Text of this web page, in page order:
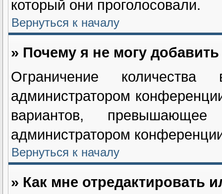
который они проголосовали.
Вернуться к началу
» Почему я не могу
Ограничение количества
администратором
вариантов,
администратором
Вернуться к началу
» Как мне отредактировать